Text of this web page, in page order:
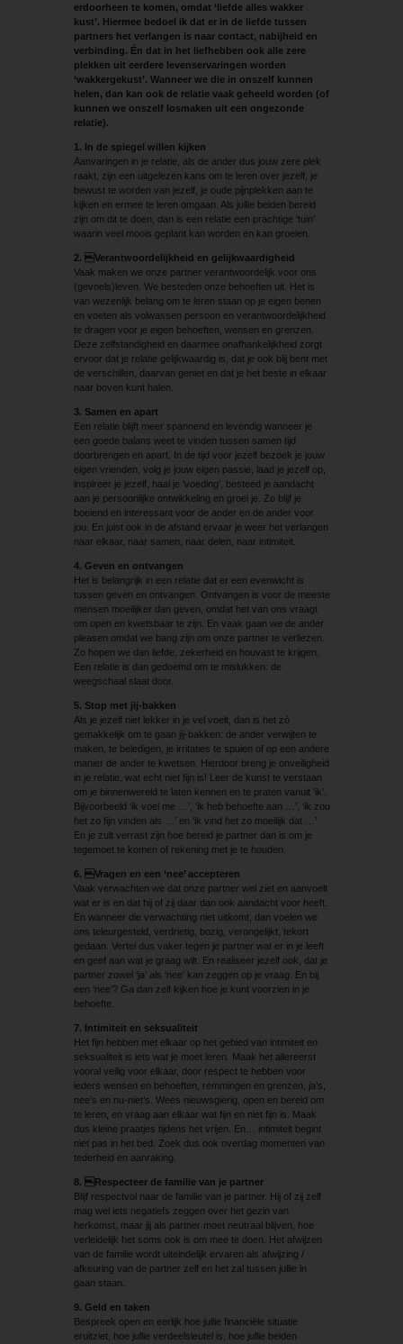
erdoorheen te komen, omdat ‘liefde alles wakker
kust’. Hiermee bedoel ik dat er in de liefde tussen
partners het verlangen is naar contact, nabijheid en
verbinding. Én dat in het liefhebben ook alle zere
plekken uit eerdere levenservaringen worden
‘wakkergekust’. Wanneer we die in onszelf kunnen
helen, dan kan ook de relatie vaak geheeld worden (of
kunnen we onszelf losmaken uit een ongezonde
relatie).
1. In de spiegel willen kijken
Aanvaringen in je relatie, als de ander dus jouw zere plek
raakt, zijn een uitgelezen kans om te leren over jezelf, je
bewust te worden van jezelf, je oude pijnplekken aan te
kijken en ermee te leren omgaan. Als jullie beiden bereid
zijn om dit te doen, dan is een relatie een prachtige ‘tuin’
waarin veel moois geplant kan worden en kan groeien.
2. Verantwoordelijkheid en gelijkwaardigheid
Vaak maken we onze partner verantwoordelijk voor ons
(gevoels)leven. We besteden onze behoeften uit. Het is
van wezenlijk belang om te leren staan op je eigen benen
en voeten als volwassen persoon en verantwoordelijkheid
te dragen voor je eigen behoeften, wensen en grenzen.
Deze zelfstandigheid en daarmee onafhankelijkheid zorgt
ervoor dat je relatie gelijkwaardig is, dat je ook blij bent met
de verschillen, daarvan geniet en dat je het beste in elkaar
naar boven kunt halen.
3. Samen en apart
Een relatie blijft meer spannend en levendig wanneer je
een goede balans weet te vinden tussen samen tijd
doorbrengen en apart. In de tijd voor jezelf bezoek je jouw
eigen vrienden, volg je jouw eigen passie, laad je jezelf op,
inspireer je jezelf, haal je ‘voeding’, besteed je aandacht
aan je persoonlijke ontwikkeling en groei je. Zo blijf je
boeiend en interessant voor de ander en de ander voor
jou. En juist ook in de afstand ervaar je weer het verlangen
naar elkaar, naar samen, naar delen, naar intimiteit.
4. Geven en ontvangen
Het is belangrijk in een relatie dat er een evenwicht is
tussen geven en ontvangen. Ontvangen is voor de meeste
mensen moeilijker dan geven, omdat het van ons vraagt
om open en kwetsbaar te zijn. En vaak gaan we de ander
pleasen omdat we bang zijn om onze partner te verliezen.
Zo hopen we dan liefde, zekerheid en houvast te krijgen.
Een relatie is dan gedoemd om te mislukken: de
weegschaal slaat door.
5. Stop met jij-bakken
Als je jezelf niet lekker in je vel voelt, dan is het zó
gemakkelijk om te gaan jij‐bakken: de ander verwijten te
maken, te beledigen, je irritaties te spuien of op een andere
manier de ander te kwetsen. Hierdoor breng je onveiligheid
in je relatie, wat echt niet fijn is! Leer de kunst te verstaan
om je binnenwereld te laten kennen en te praten vanuit ‘ik’.
Bijvoorbeeld ‘ik voel me …’, ‘ik heb behoefte aan …’, ‘ik zou
het zo fijn vinden als …’ en ‘ik vind het zo moeilijk dat …’
En je zult verrast zijn hoe bereid je partner dan is om je
tegemoet te komen of rekening met je te houden.
6. Vragen en een ‘nee’ accepteren
Vaak verwachten we dat onze partner wel ziet en aanvoelt
wat er is en dat hij of zij daar dan ook aandacht voor heeft.
En wanneer die verwachting niet uitkomt, dan voelen we
ons teleurgesteld, verdrietig, bozig, verongelijkt, tekort
gedaan. Vertel dus vaker tegen je partner wat er in je leeft
en geef aan wat je graag wilt. En realiseer jezelf ook, dat je
partner zowel ‘ja’ als ‘nee’ kan zeggen op je vraag. En bij
een ‘nee’? Ga dan zelf kijken hoe je kunt voorzien in je
behoefte.
7. Intimiteit en seksualiteit
Het fijn hebben met elkaar op het gebied van intimiteit en
seksualiteit is iets wat je moet leren. Maak het allereerst
vooral veilig voor elkaar, door respect te hebben voor
ieders wensen en behoeften, remmingen en grenzen, ja’s,
nee’s en nu-niet’s. Wees nieuwsgierig, open en bereid om
te leren, en vraag aan elkaar wat fijn en niet fijn is. Maak
dus kleine praatjes tijdens het vrijen. En… intimiteit begint
niet pas in het bed. Zoek dus ook overdag momenten van
tederheid en aanraking.
8. Respecteer de familie van je partner
Blijf respectvol naar de familie van je partner. Hij of zij zelf
mag wel iets negatiefs zeggen over het gezin van
herkomst, maar jij als partner moet neutraal blijven, hoe
verleidelijk het soms ook is om mee te doen. Het afwijzen
van de familie wordt uiteindelijk ervaren als afwijzing /
afkeuring van de partner zelf en het zal tussen jullie in
gaan staan.
9. Geld en taken
Bespreek open en eerlijk hoe jullie financiële situatie
eruitziet, hoe jullie verdeelsleutel is, hoe jullie beiden